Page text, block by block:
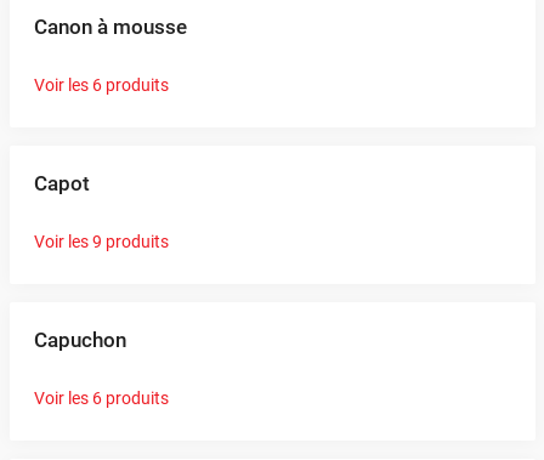
Canon à mousse
Voir les 6 produits
Capot
Voir les 9 produits
Capuchon
Voir les 6 produits